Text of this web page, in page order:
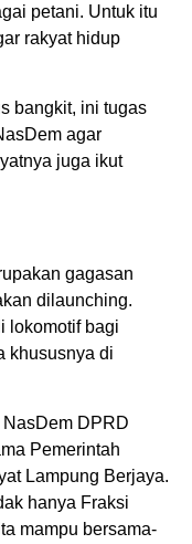
petani. Untuk itu
rakyat hidup
bangkit, ini tugas
agar
juga ikut
gagasan
dilaunching.
lokomotif bagi
khususnya di
DPRD
Pemerintah
Lampung Berjaya.
hanya Fraksi
mampu bersama-